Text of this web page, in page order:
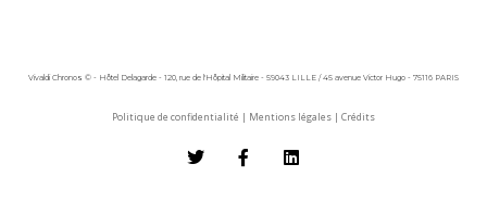
Vivaldi Chronos © - Hôtel Delagarde - 120, rue de l'Hôpital Militaire - 59043 LILLE / 45 avenue Victor Hugo - 75116 PARIS
Politique de confidentialité | Mentions légales | Crédits